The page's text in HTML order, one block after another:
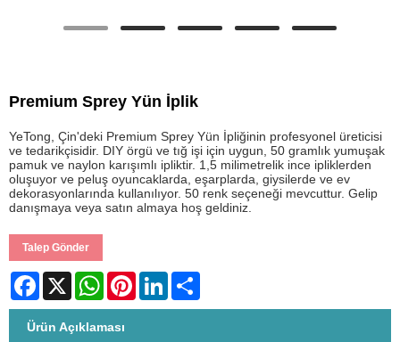
Premium Sprey Yün İplik
YeTong, Çin'deki Premium Sprey Yün İpliğinin profesyonel üreticisi
ve tedarikçisidir. DIY örgü ve tığ işi için uygun, 50 gramlık yumuşak
pamuk ve naylon karışımlı ipliktir. 1,5 milimetrelik ince ipliklerden
oluşuyor ve peluş oyuncaklarda, eşarplarda, giysilerde ve ev
dekorasyonlarında kullanılıyor. 50 renk seçeneği mevcuttur. Gelip
danışmaya veya satın almaya hoş geldiniz.
Talep Gönder
Facebook
X WhatsAppPinterestLinkedIn
Ürün Açıklaması